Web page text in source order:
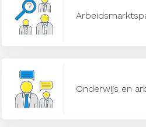
Onderwijs en